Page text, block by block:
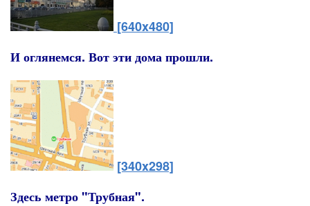
[640x480]
И оглянемся. Вот эти дома прошли.
[340x298]
Здесь метро "Трубная".